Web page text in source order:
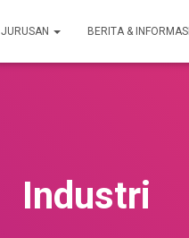
JURUSAN BERITA & INFORMASI
Industri